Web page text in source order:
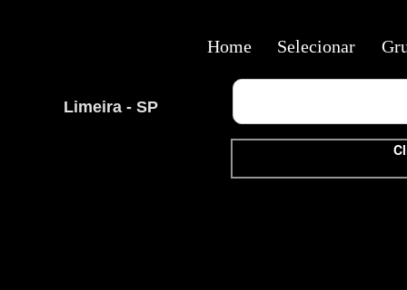
Limeira - SP
Home Selecionar